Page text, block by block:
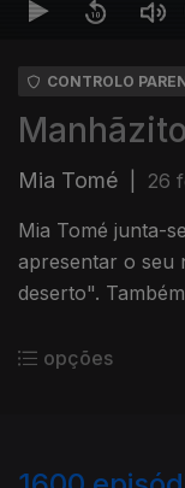
CONTROLO
Mia Tomé 26
Mia Tomé junta-
apresentar o seu
deserto".
opções